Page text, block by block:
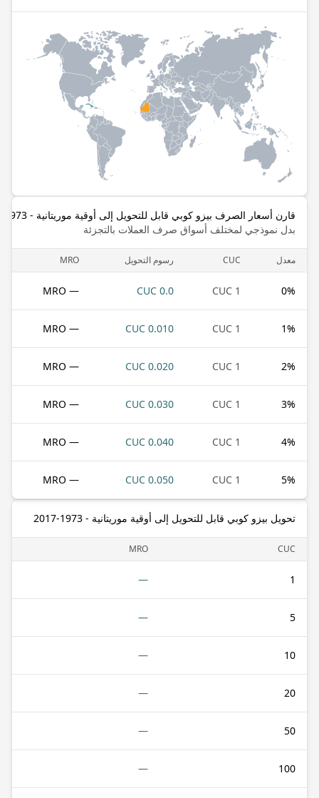
قارن أسعار الصرف بيزو كوبي قابل للتحويل إلى أوقية موريتانية - 1973-2017
بدل نموذجي لمختلف أسواق صرف العملات بالتجزئة
معدل CUC رسوم التحويل MRO
0%
1 CUC
0.0 CUC
— MRO
1%
1 CUC
0.010 CUC
— MRO
2%
1 CUC
0.020 CUC
— MRO
3%
1 CUC
0.030 CUC
— MRO
4%
1 CUC
0.040 CUC
— MRO
5%
1 CUC
0.050 CUC
— MRO
تحويل بيزو كوبي قابل للتحويل إلى أوقية موريتانية - 1973-2017
CUC
MRO
1
—
5
—
10
—
20
—
50
—
100
—